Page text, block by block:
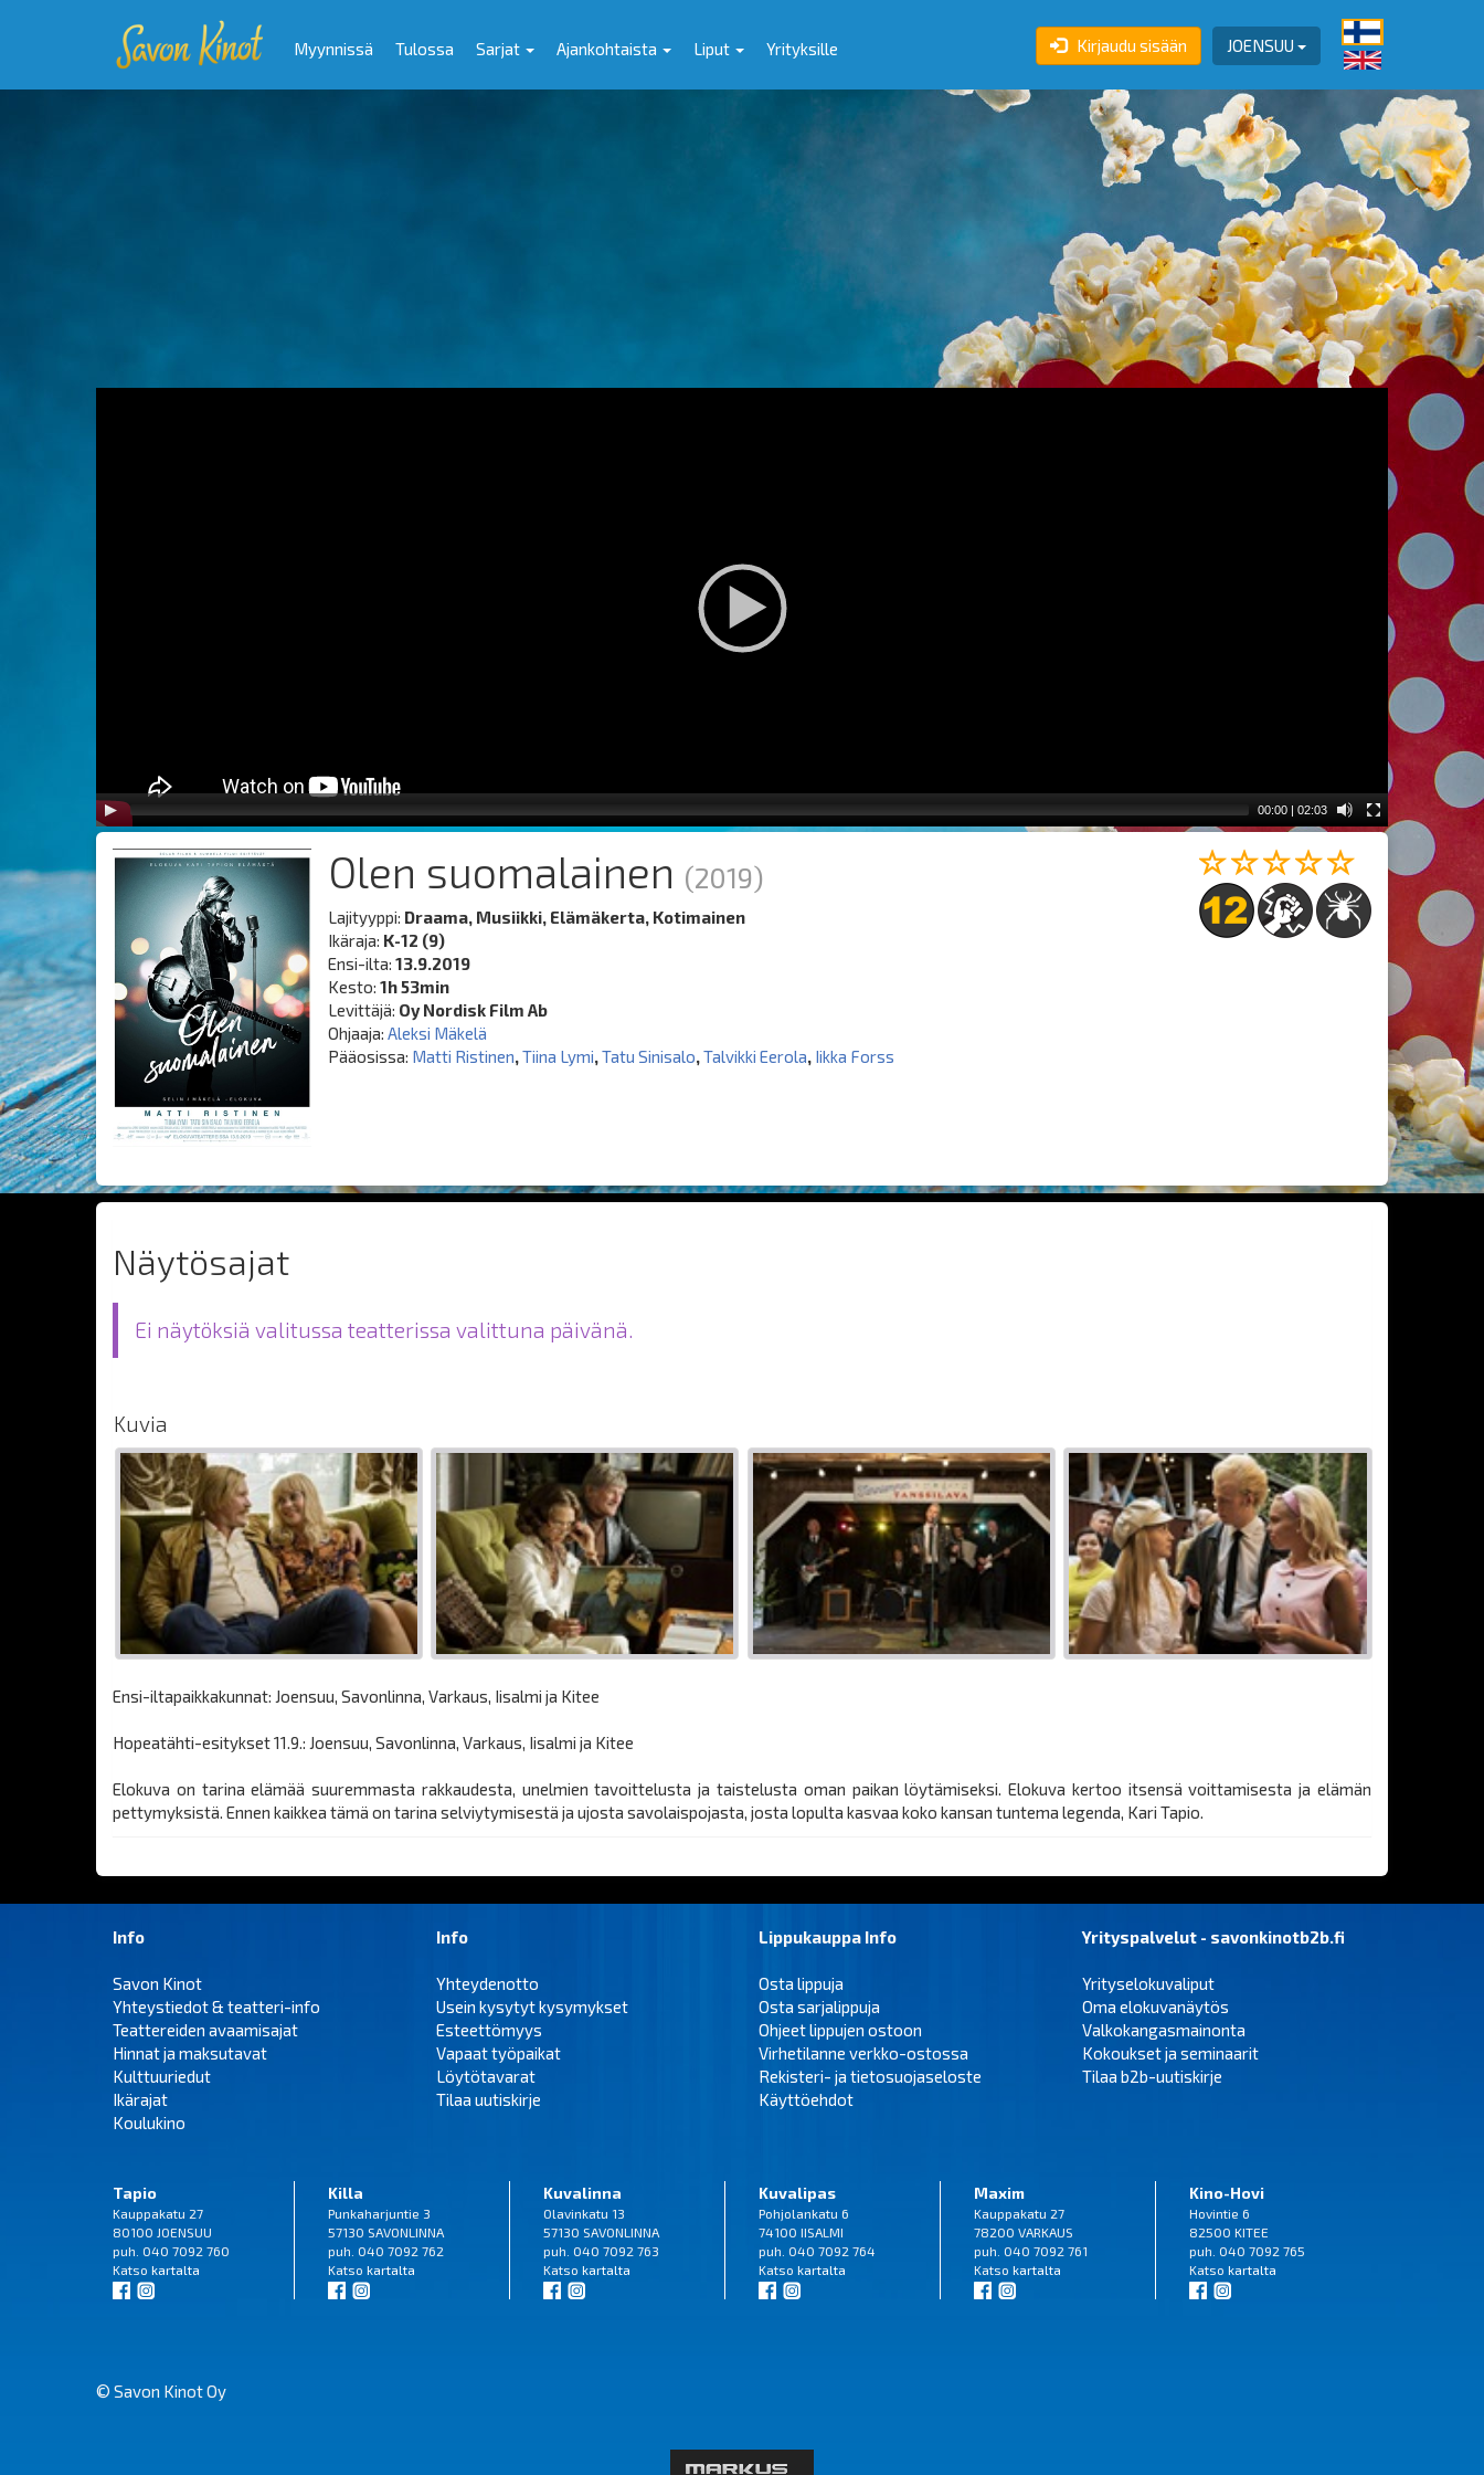
JOENSUU
Kirjaudu sisään
Myynnissä Tulossa Sarjat Ajankohtaista Liput Yrityksille
00:00 | 02:03
Olen suomalainen (2019)
Lajityyppi: Draama, Musiikki, Elämäkerta, Kotimainen
Ikäraja: K-12 (9)
Ensi-ilta: 13.9.2019
Kesto: 1h 53min
Levittäjä: Oy Nordisk Film Ab
Ohjaaja: Aleksi Mäkelä
Pääosissa: Matti Ristinen,Tiina Lymi,Tatu Sinisalo,Talvikki Eerola, Iikka Forss
Näytösajat
Ei näytöksiä valitussa teatterissa valittuna päivänä.
Kuvia
Ensi-iltapaikkakunnat: Joensuu, Savonlinna, Varkaus, Iisalmi ja Kitee
Hopeatähti-esitykset 11.9.: Joensuu, Savonlinna, Varkaus, Iisalmi ja Kitee
Elokuva on tarina elämää suuremmasta rakkaudesta, unelmien tavoittelusta ja taistelusta oman paikan löytämiseksi. Elokuva kertoo itsensä voittamisesta ja elämän
pettymyksistä. Ennen kaikkea tämä on tarina selviytymisestä ja ujosta savolaispojasta, josta lopulta kasvaa koko kansan tuntema legenda, Kari Tapio.
Info
Savon Kinot
Yhteystiedot & teatteri-info
Teattereiden avaamisajat
Hinnat ja maksutavat
Kulttuuriedut
Ikärajat
Koulukino
Info
Yhteydenotto
Usein kysytyt kysymykset
Esteettömyys
Vapaat työpaikat
Löytötavarat
Tilaa uutiskirje
Lippukauppa Info
Osta lippuja
Osta sarjalippuja
Ohjeet lippujen ostoon
Virhetilanne verkko-ostossa
Rekisteri- ja tietosuojaseloste
Käyttöehdot
Yrityspalvelut - savonkinotb2b.fi
Yrityselokuvaliput
Oma elokuvanäytös
Valkokangasmainonta
Kokoukset ja seminaarit
Tilaa b2b-uutiskirje
Tapio
Kauppakatu 27
80100 JOENSUU
puh. 040 7092 760
Katso kartalta
Killa
Punkaharjuntie 3
57130 SAVONLINNA
puh. 040 7092 762
Katso kartalta
Kuvalinna
Olavinkatu 13
57130 SAVONLINNA
puh. 040 7092 763
Katso kartalta
Kuvalipas
Pohjolankatu 6
74100 IISALMI
puh. 040 7092 764
Katso kartalta
Maxim
Kauppakatu 27
78200 VARKAUS
puh. 040 7092 761
Katso kartalta
Kino-Hovi
Hovintie 6
82500 KITEE
puh. 040 7092 765
Katso kartalta
© Savon Kinot Oy